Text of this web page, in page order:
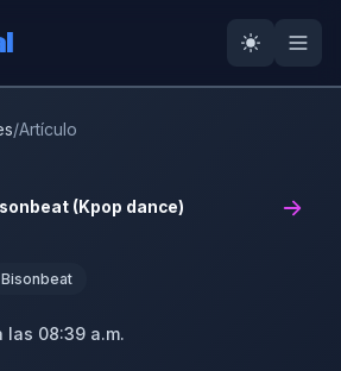
/Artículo
(Kpop dance)
Bisonbeat
las 08:39 a.m.